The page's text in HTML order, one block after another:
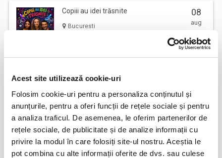
Acest site utilizează cookie-uri
Folosim cookie-uri pentru a personaliza conținutul și
anunțurile, pentru a oferi funcții de rețele sociale și pentru
a analiza traficul. De asemenea, le oferim partenerilor de
rețele sociale, de publicitate și de analize informații cu
privire la modul în care folosiți site-ul nostru. Aceștia le
pot combina cu alte informații oferite de dvs. sau culese
Copiii au idei trăsnite
Bucuresti
08
aug
VIYAF VIRTUOSI - MARILE CONCERTE
Arad
BILETE
aug
Șoricelul neascultător 23